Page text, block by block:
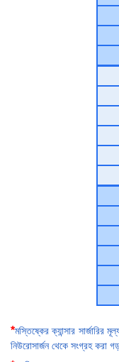
*মস্তিষ্কের ক্যান্সার সার্জারির
নিউরোসার্জন থেকে সংগ্রহ করা